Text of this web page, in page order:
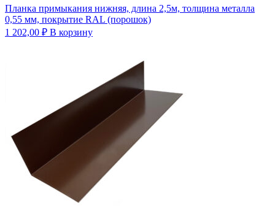
Планка примыкания нижняя, длина 2,5м, толщина металла
0,55 мм, покрытие RAL (порошок)
1 202,00 ₽ В корзину